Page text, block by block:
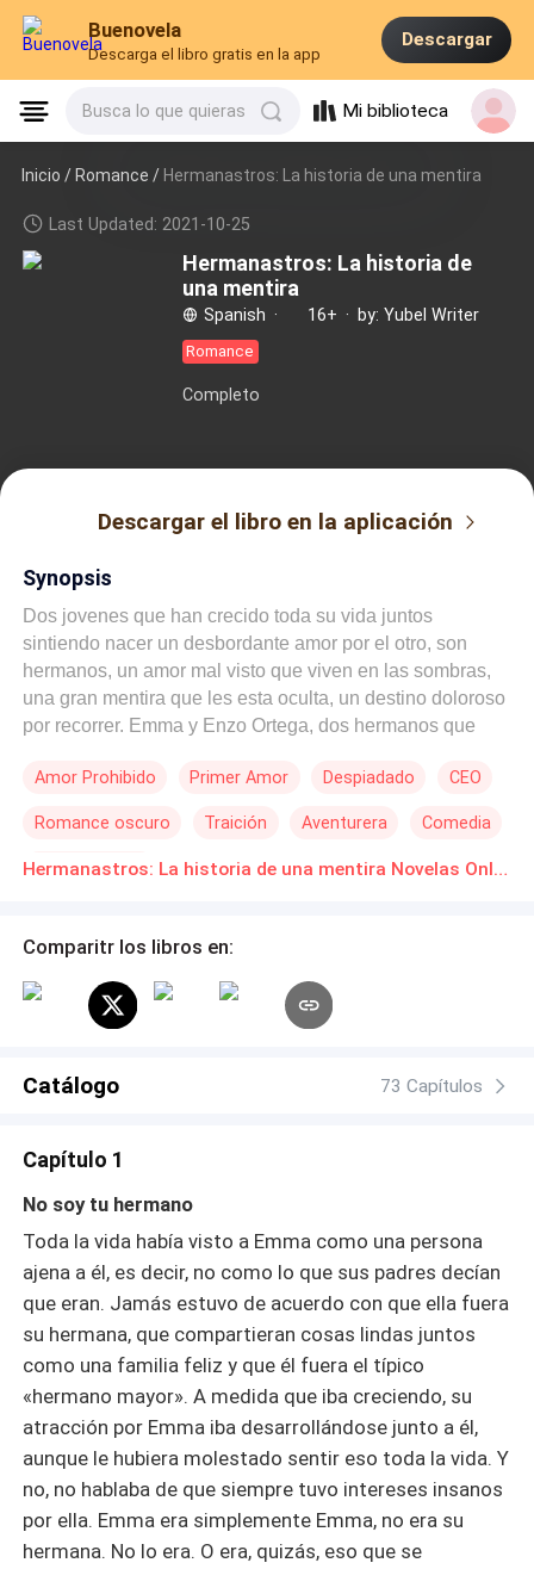
Buenovela
Descarga el libro gratis en la app
Descargar
Busca lo que quieras Mi biblioteca
Inicio /Romance / Hermanastros: La historia de una mentira
Last Updated: 2021-10-25
Hermanastros: La historia de
una mentira
Spanish · 16+ · by: Yubel Writer
Romance
Completo
Descargar el libro en la aplicación
Synopsis
Dos jovenes que han crecido toda su vida juntos
sintiendo nacer un desbordante amor por el otro, son
hermanos, un amor mal visto que viven en las sombras,
una gran mentira que les esta oculta, un destino doloroso
por recorrer. Emma y Enzo Ortega, dos hermanos que
verdad...una, que podra salvarlos de su infierno...
de la inocencia y buscara superar todo obtaculo ¿Podra
el amor superar la terrible verdad? Acompañame a
Amor Prohibido Primer Amor Despiadado CEO
Romance oscuro Traición Aventurera Comedia
Independiente Hermanastros: La historia de una mentira Novelas Online Descarga gratuita de PDF
Comparitr los libros en:
Catálogo 73 Capítulos
Capítulo 1
No soy tu hermano
Toda la vida había visto a Emma como una persona
ajena a él, es decir, no como lo que sus padres decían
que eran. Jamás estuvo de acuerdo con que ella fuera
su hermana, que compartieran cosas lindas juntos
como una familia feliz y que él fuera el típico
«hermano mayor». A medida que iba creciendo, su
atracción por Emma iba desarrollándose junto a él,
aunque le hubiera molestado sentir eso toda la vida. Y
no, no hablaba de que siempre tuvo intereses insanos
por ella. Emma era simplemente Emma, no era su
hermana. No lo era. O era, quizás, eso que se